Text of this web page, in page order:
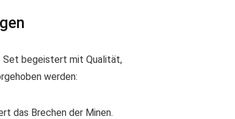
Set begeistert mit Qualität,
werden:
das Brechen der Minen.